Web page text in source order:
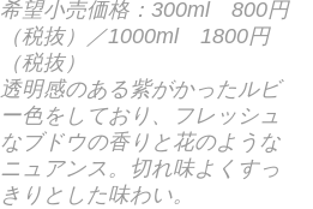
希望小売価格：300ml 800円
（税抜）／1000ml 1800円
（税抜）
透明感のある紫がかったルビ
ー色をしており、フレッシュ
なブドウの香りと花のような
ニュアンス。切れ味よくすっ
きりとした味わい。